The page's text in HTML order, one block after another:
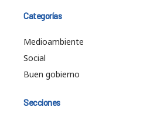
Categorías
Medioambiente
Social
Buen gobierno
Secciones